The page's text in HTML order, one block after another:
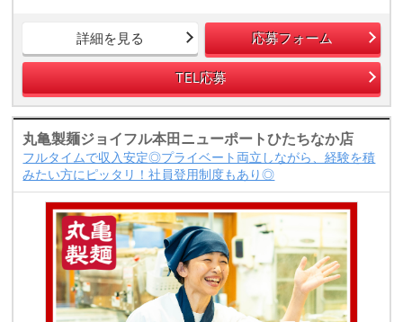
詳細を見る 応募フォーム
TEL応募
丸亀製麺ジョイフル本田ニューポートひたちなか店
フルタイムで収入安定◎プライベート両立しながら、経験を積
みたい方にピッタリ！社員登用制度もあり◎